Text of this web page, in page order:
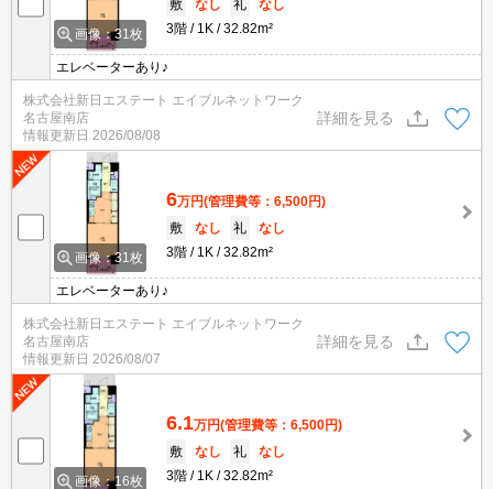
画像：31枚
敷
なし 礼
なし
3階
1K 32.82m²
エレベーターあり♪
株式会社新日エステート エイブルネットワーク
名古屋南店
情報更新日 2026/08/08
詳細を見る
画像：31枚
6万円(管理費等：6,500円)
敷
なし 礼
なし
3階
1K 32.82m²
エレベーターあり♪
株式会社新日エステート エイブルネットワーク
名古屋南店
情報更新日 2026/08/07
詳細を見る
画像：16枚
6.1万円(管理費等：6,500円)
敷
なし 礼
なし
3階
1K 32.82m²